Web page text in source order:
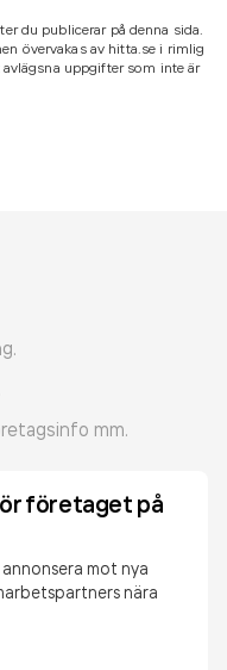
du publicerar på denna sida.
övervakas av hitta.se i rimlig
uppgifter som inte är
mm.
företaget på
mot nya
nära